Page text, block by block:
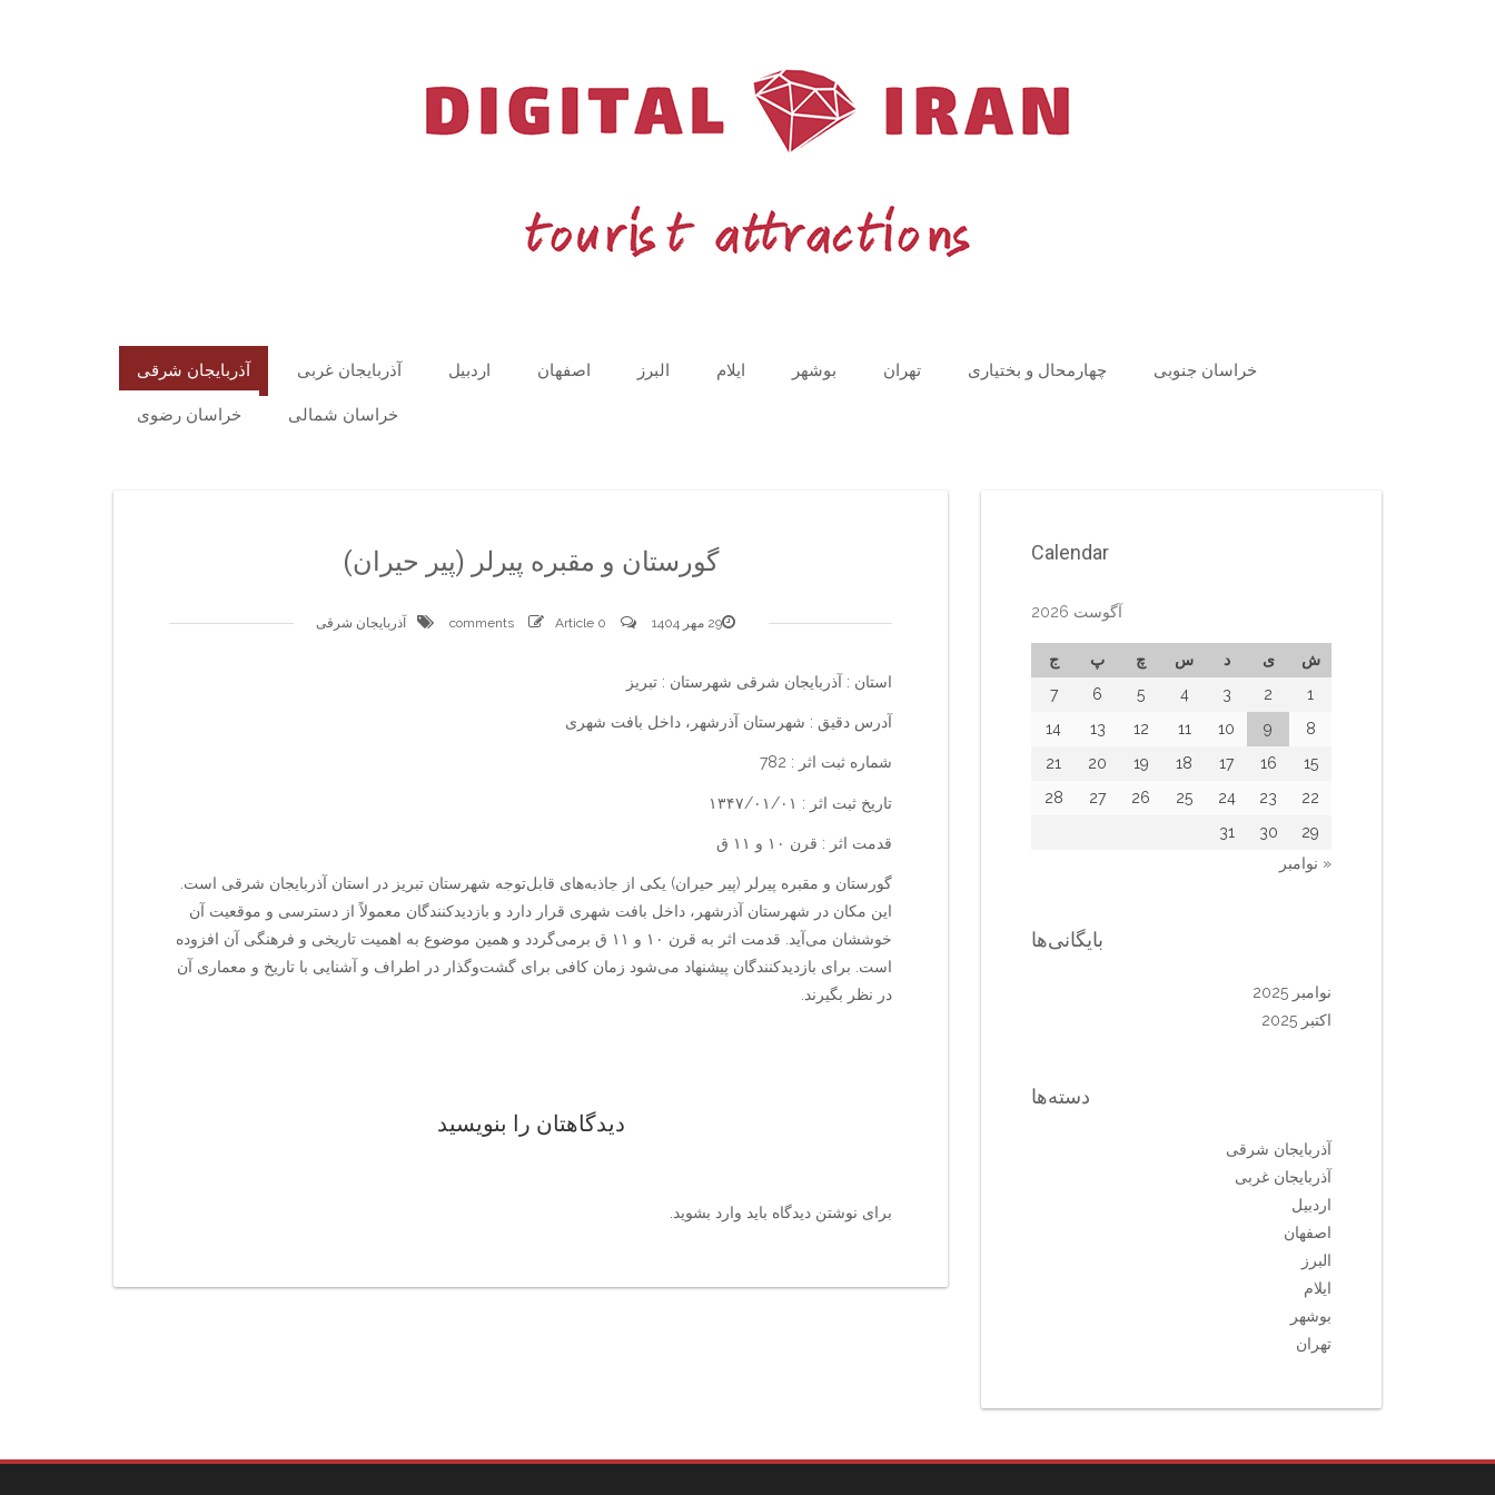
آذربایجان شرقی آذربایجان غربی اردبیل اصفهان البرز ایلام بوشهر تهران چهارمحال و بختیاری خراسان جنوبی
خراسان رضوی خراسان شمالی
گورستان و مقبره پیرلر (پیر حیران)
29 مهر 1404 0 comments
Article آذربایجان شرقی
استان : آذربایجان شرقی شهرستان : تبریز
آدرس دقیق : شهرستان آذرشهر، داخل بافت شهری
شماره ثبت اثر : 782
تاریخ ثبت اثر : ۱۳۴۷/۰۱/۰۱
قدمت اثر : قرن ۱۰ و ۱۱ ق
گورستان و مقبره پیرلر (پیر حیران) یکی از جاذبه‌های قابل‌توجه شهرستان تبریز در استان آذربایجان شرقی است.
این مکان در شهرستان آذرشهر، داخل بافت شهری قرار دارد و بازدیدکنندگان معمولاً از دسترسی و موقعیت آن
خوششان می‌آید. قدمت اثر به قرن ۱۰ و ۱۱ ق برمی‌گردد و همین موضوع به اهمیت تاریخی و فرهنگی آن افزوده
است. برای بازدیدکنندگان پیشنهاد می‌شود زمان کافی برای گشت‌وگذار در اطراف و آشنایی با تاریخ و معماری آن
در نظر بگیرند.
دیدگاهتان را بنویسید
برای نوشتن دیدگاه باید وارد بشوید
Calendar
آگوست 2026
ش ی د س چ پ
ج
1
2
3
4
5
6
7
8
9
10
11
12
13
14
15
16
17
18
19
20
21
22
23
24
25
26
27
28
29
30
31
« نوامبر
بایگانی‌ها
نوامبر 2025
اکتبر 2025
دسته‌ها
آذربایجان شرقی
آذربایجان غربی
اردبیل
اصفهان
البرز
ایلام
بوشهر
تهران